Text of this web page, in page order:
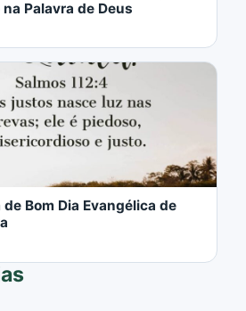
Palavra de Deus
Bom Dia Evangélica de